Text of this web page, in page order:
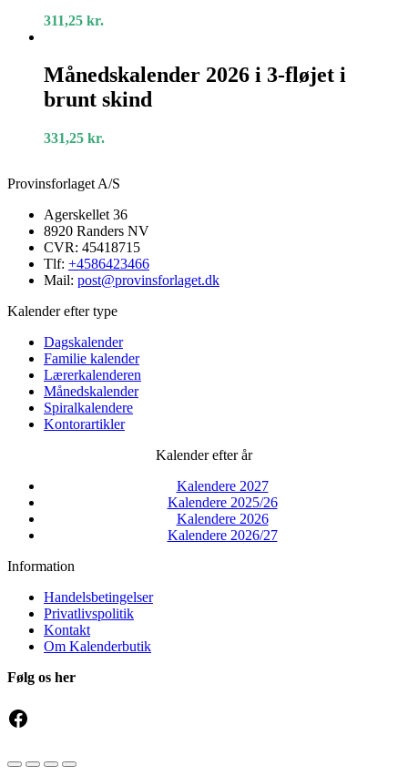
Med
og
notesblok
311,25 kr.
2026
i
3-
i
Månedskalender 2026 i 3-fløjet i
brunt skind
331,25 kr.
Provinsforlaget A/S
Agerskellet 36
8920 Randers NV
CVR: 45418715
Tlf: +4586423466
Mail: post@provinsforlaget.dk
Kalender efter type
Dagskalender
Familie kalender
Lærerkalenderen
Månedskalender
Spiralkalendere
Kontorartikler
Kalender efter år
Kalendere 2027
Kalendere 2025/26
Kalendere 2026
Kalendere 2026/27
Information
Handelsbetingelser
Privatlivspolitik
Kontakt
Om Kalenderbutik
Følg os her
Facebook